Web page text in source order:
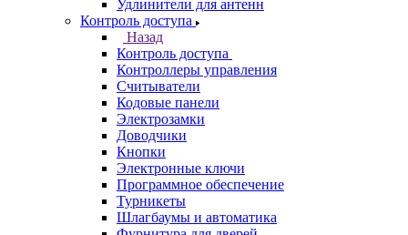
Удлинители для антенн
Контроль доступа
Назад
Контроль доступа
Контроллеры управления
Считыватели
Кодовые панели
Электрозамки
Доводчики
Кнопки
Электронные ключи
Программное обеспечение
Турникеты
Шлагбаумы и автоматика